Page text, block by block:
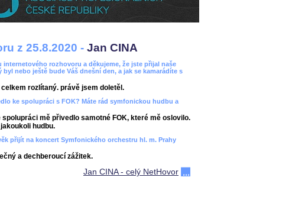
z 25.8.2020 - Jan CINA
internetového rozhovoru a děkujeme, že jste přijal naše
nebo ještě bude Váš dnešní den, a jak se kamarádíte s
rozlítaný. právě jsem doletěl.
ke spolupráci s FOK? Máte rád symfonickou hudbu a
spolupráci mě přivedlo samotné FOK, které mě oslovilo.
hudbu.
přijít na koncert Symfonického orchestru hl. m. Prahy
a dechberoucí zážitek.
Jan CINA - celý NetHovor